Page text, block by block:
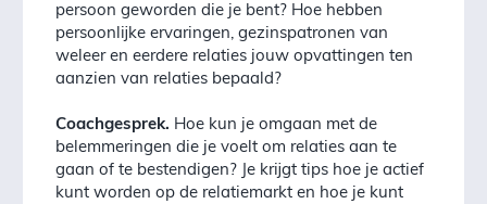
persoon geworden die je bent? Hoe hebben
persoonlijke ervaringen, gezinspatronen van
weleer en eerdere relaties jouw opvattingen ten
aanzien van relaties bepaald?
Coachgesprek. Hoe kun je omgaan met de
belemmeringen die je voelt om relaties aan te
gaan of te bestendigen? Je krijgt tips hoe je actief
kunt worden op de relatiemarkt en hoe je kunt